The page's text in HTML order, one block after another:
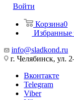
Войти
Корзина0
Избранные
info@sladkond.ru
г. Челябинск, ул.
Вконтакте
Telegram
Viber